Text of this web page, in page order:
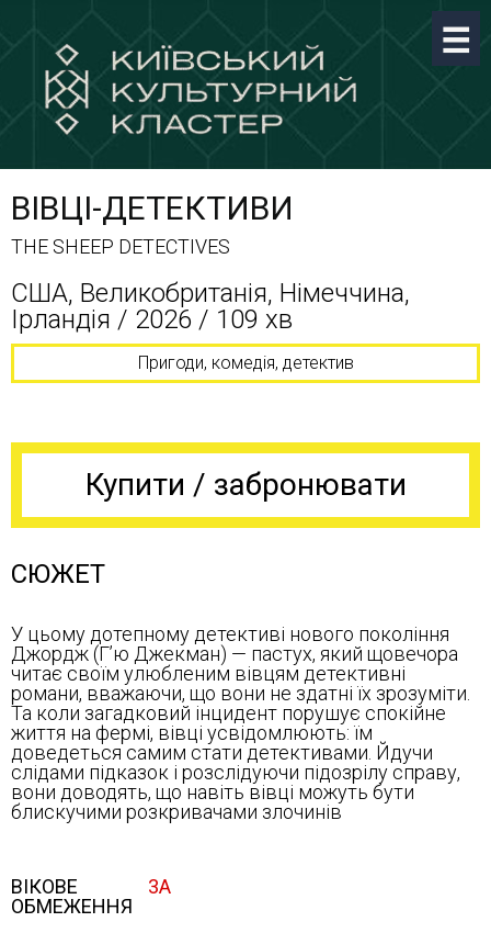
ВІВЦІ-ДЕТЕКТИВИ
THE SHEEP DETECTIVES
США, Великобританія, Німеччина,
Ірландія / 2026 / 109 хв
Пригоди, комедія, детектив
Купити / забронювати
СЮЖЕТ
У цьому дотепному детективі нового покоління
Джордж (Г’ю Джекман) — пастух, який щовечора
читає своїм улюбленим вівцям детективні
романи, вважаючи, що вони не здатні їх зрозуміти.
Та коли загадковий інцидент порушує спокійне
життя на фермі, вівці усвідомлюють: їм
доведеться самим стати детективами. Йдучи
слідами підказок і розслідуючи підозрілу справу,
вони доводять, що навіть вівці можуть бути
блискучими розкривачами злочинів
ВІКОВЕ
ОБМЕЖЕННЯ
3А